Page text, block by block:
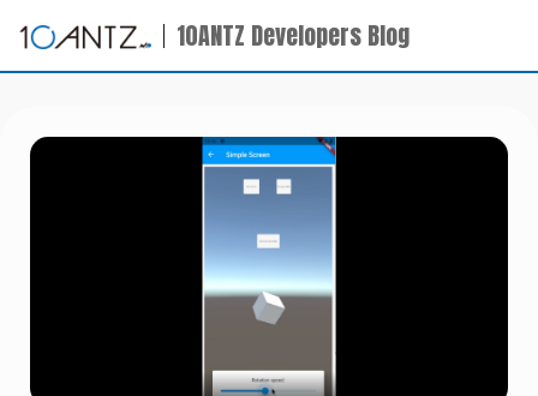
10ANTZ Developers Blog